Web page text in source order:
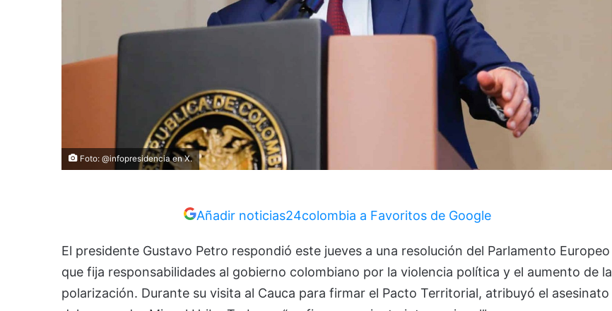
Foto: @infopresidencia en X.
Añadir noticias24colombia a Favoritos de Google
El presidente Gustavo Petro respondió este jueves a una resolución del Parlamento Europeo
que fija responsabilidades al gobierno colombiano por la violencia política y el aumento de la
polarización. Durante su visita al Cauca para firmar el Pacto Territorial, atribuyó el asesinato